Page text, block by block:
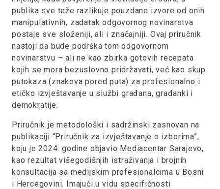
publika sve teže razlikuje pouzdane izvore od onih
manipulativnih, zadatak odgovornog novinarstva
postaje sve složeniji, ali i značajniji. Ovaj priručnik
nastoji da bude podrška tom odgovornom
novinarstvu – ali ne kao zbirka gotovih recepata
kojih se mora bezuslovno pridržavati, već kao skup
putokaza (znakova pored puta) za profesionalno i
etičko izvještavanje u službi građana, građanki i
demokratije.
Priručnik je metodološki i sadržinski zasnovan na
publikaciji “Priručnik za izvještavanje o izborima”,
koju je 2024. godine objavio Mediacentar Sarajevo,
kao rezultat višegodišnjih istraživanja i brojnih
konsultacija sa medijskim profesionalcima u Bosni
i Hercegovini. Imajući u vidu specifičnosti